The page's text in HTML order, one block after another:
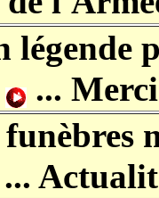
légende
...
...